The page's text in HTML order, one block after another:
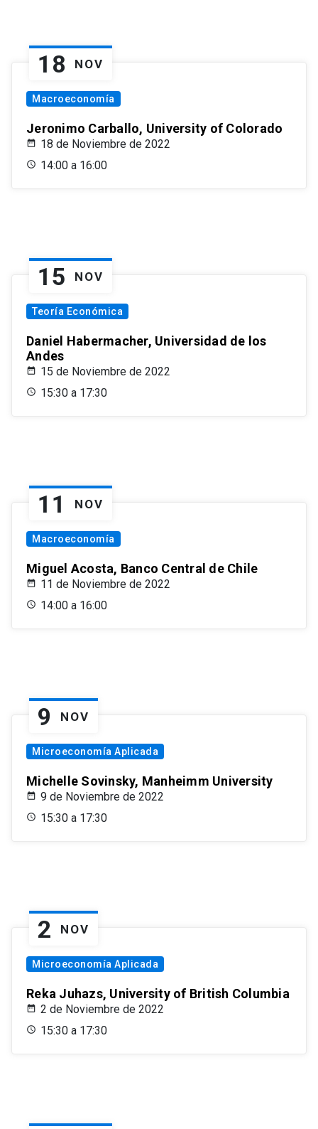
18 NOV
Macroeconomía
Jeronimo Carballo, University of Colorado
18 de Noviembre de 2022
14:00 a 16:00
15 NOV
Teoría Económica
Daniel Habermacher, Universidad de los
Andes
15 de Noviembre de 2022
15:30 a 17:30
11 NOV
Macroeconomía
Miguel Acosta, Banco Central de Chile
11 de Noviembre de 2022
14:00 a 16:00
9 NOV
Microeconomía Aplicada
Michelle Sovinsky, Manheimm University
9 de Noviembre de 2022
15:30 a 17:30
2 NOV
Microeconomía Aplicada
Reka Juhazs, University of British Columbia
2 de Noviembre de 2022
15:30 a 17:30